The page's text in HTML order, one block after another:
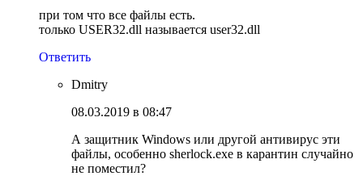
при том что все файлы есть.
только USER32.dll называется user32.dll
Ответить
Dmitry
08.03.2019 в 08:47
А защитник Windows или другой антивирус эти
файлы, особенно sherlock.exe в карантин случайно
не поместил?